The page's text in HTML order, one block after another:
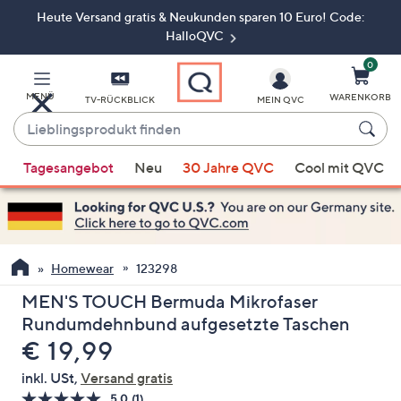
ZumHeute Versand gratis & Neukunden sparen 10 Euro! Code:
HalloQVC
MENÜ TV-RÜCKBLICK
Lieblingsprodukt
finden
Vorschläge
verfügbar
sind,
verwenden
Sie
die
Pfeiltasten
nach
oben
und
nach
MEIN QVC
0
WARENKORB
Tagesangebot Neu 30 Jahre QVC Cool mit QVC
Homewear 123298
MEN'S TOUCH Bermuda Mikrofaser
Rundumdehnbund aufgesetzte Taschen
Gelöscht
€ 19,99
inkl. USt, Versand gratis
5.0 (1)